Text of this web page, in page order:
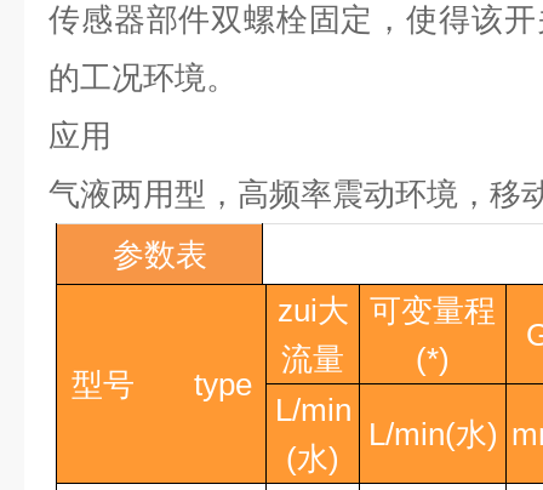
传感器部件双螺栓固定，使得该
的工况环境。
应用
气液两用型，高频率震动环境，移
参数表
型号 type
zui大
流量
可变量程
(*)
L/min
(水)
L/min(水)